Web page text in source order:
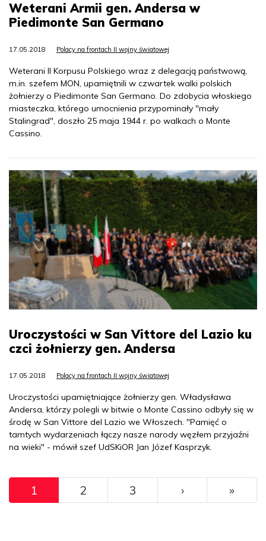
Weterani Armii gen. Andersa w
Piedimonte San Germano
17.05.2018 Polacy na frontach II wojny światowej
Weterani II Korpusu Polskiego wraz z delegacją państwową,
m.in. szefem MON, upamiętnili w czwartek walki polskich
żołnierzy o Piedimonte San Germano. Do zdobycia włoskiego
miasteczka, którego umocnienia przypominały "mały
Stalingrad", doszło 25 maja 1944 r. po walkach o Monte
Cassino.
Uroczystości w San Vittore del Lazio ku
czci żołnierzy gen. Andersa
17.05.2018 Polacy na frontach II wojny światowej
Uroczystości upamiętniające żołnierzy gen. Władysława
Andersa, którzy polegli w bitwie o Monte Cassino odbyły się w
środę w San Vittore del Lazio we Włoszech. "Pamięć o
tamtych wydarzeniach łączy nasze narody węzłem przyjaźni
na wieki" - mówił szef UdSKiOR Jan Józef Kasprzyk.
Pagination
1 2 3 ››› »